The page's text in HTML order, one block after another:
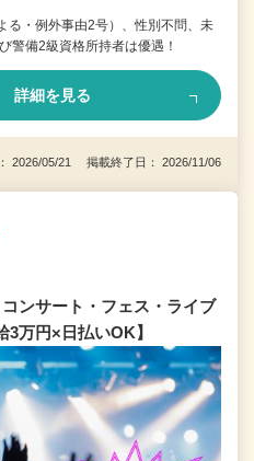
る・例外事由2号）、性別不問、未
備2級資格所持者は優遇！
詳細を見る
2026/05/21 掲載終了日： 2026/11/06
ンサート・フェス・ライブ
万円×日払いOK】